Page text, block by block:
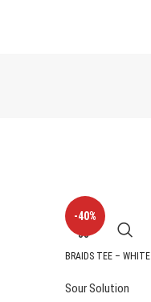
-40%
BRAIDS TEE – WHITE
Sour Solution